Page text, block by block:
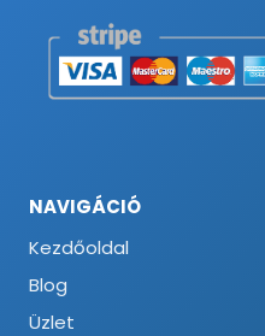
NAVIGÁCIÓ
Kezdőoldal
Blog
Üzlet